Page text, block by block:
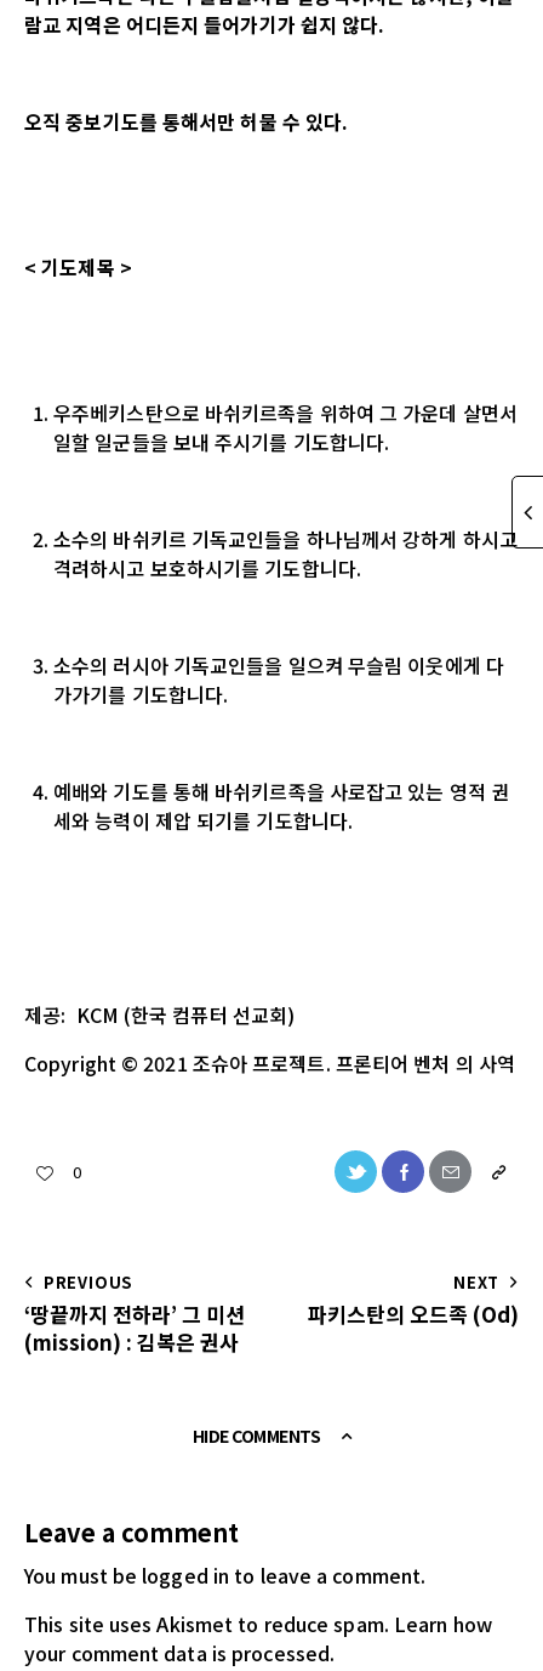
람교 지역은 어디든지 들어가기가 쉽지 않다.
오직 중보기도를 통해서만 허물 수 있다.
<기도제목 >
우주베키스탄으로 바쉬키르족을 위하여 그 가운데 살면서
일할 일군들을 보내 주시기를 기도합니다.
소수의 바쉬키르 기독교인들을 하나님께서 강하게 하시고
격려하시고 보호하시기를 기도합니다.
소수의 러시아 기독교인들을 일으켜 무슬림 이웃에게 다
가가기를 기도합니다.
예배와 기도를 통해 바쉬키르족을 사로잡고 있는 영적 권
세와 능력이 제압 되기를 기도합니다.
제공: KCM (한국 컴퓨터 선교회)
Copyright © 2021 조슈아프로젝트. 프론티어 벤처 의 사역
0
PREVIOUS
‘땅끝까지 전하라’ 그 미션
(mission) : 김복은 권사
NEXT
파키스탄의 오드족 (Od)
HIDE COMMENTS
Leave a comment
You must be logged in to leave a comment.
This site uses Akismet to reduce spam. Learn how
your comment data is processed.